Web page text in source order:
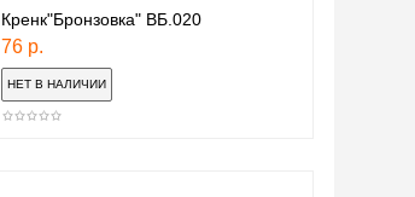
Кренк"Бронзовка" ВБ.020
76 р.